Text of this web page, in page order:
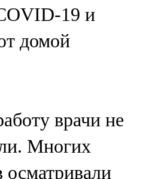
19 и
домой
врачи не
Многих
осматривали